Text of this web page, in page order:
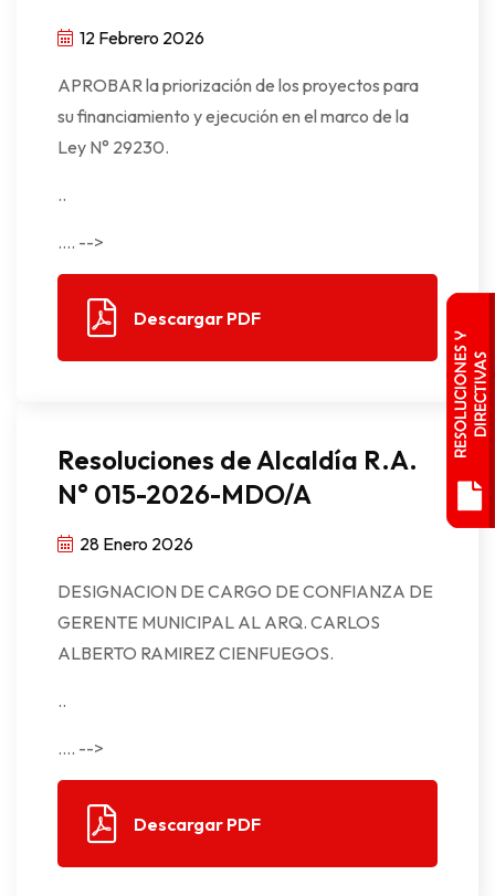
12 Febrero 2026
APROBAR la priorización de los proyectos para
su financiamiento y ejecución en el marco de la
Ley N° 29230.
..
.... -->
Descargar PDF
Resoluciones de Alcaldía R.A.
N° 015-2026-MDO/A
28 Enero 2026
DESIGNACION DE CARGO DE CONFIANZA DE
GERENTE MUNICIPAL AL ARQ. CARLOS
ALBERTO RAMIREZ CIENFUEGOS.
..
.... -->
Descargar PDF